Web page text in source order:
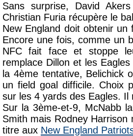
Sans surprise, David
Christian Furia récupère le
New England doit obtenir
Encore une fois, comme un
NFC fait face et stoppe
remplace Dillon et les
la 4ème tentative, Belichick
un field goal difficile. Choix
sur les 4 yards des Eagles.
Sur la 3ème-et-9, McNabb
Smith mais Rodney
titre aux New England